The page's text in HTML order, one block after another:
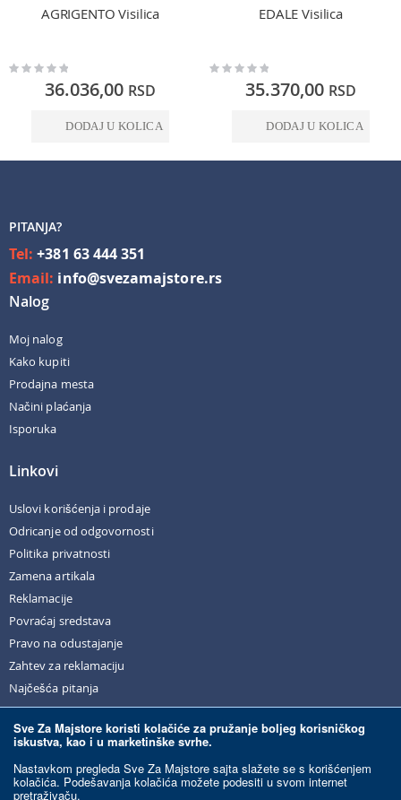
Sve Za Majstore koristi kolačiće za pružanje boljeg korisničkog
iskustva, kao i u marketinške svrhe.
Nastavkom pregleda Sve Za Majstore sajta slažete se s korišćenjem
kolačića. Podešavanja kolačića možete podesiti u svom internet
pretraživaču.
AGRIGENTO Visilica
Rating:
36.036,00 RSD
DODAJ U KOLICA
EDALE Visilica
Rating:
35.370,00 RSD
DODAJ U KOLICA
PITANJA?
Tel:+381 63 444 351
Email: info@svezamajstore.rs
Nalog
Moj nalog
Kako kupiti
Prodajna mesta
Načini plaćanja
Isporuka
Linkovi
Uslovi korišćenja i prodaje
Odricanje od odgovornosti
Politika privatnosti
Zamena artikala
Reklamacije
Povraćaj sredstava
Pravo na odustajanje
Zahtev za reklamaciju
Najčešća pitanja
© Sve Za Majstore. 2026. Sva prava zadržana.